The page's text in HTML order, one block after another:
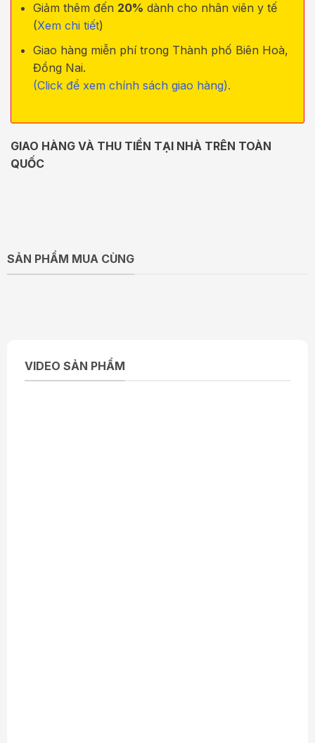
Giảm thêm đến 20% dành cho nhân viên y tế
(Xem chi tiết)
Giao hàng miễn phí trong Thành phố Biên Hoà,
Đồng Nai.
(Click để xem chính sách giao hàng).
GIAO HÀNG VÀ THU TIỀN TẠI NHÀ TRÊN TOÀN
QUỐC
SẢN PHẨM MUA CÙNG
VIDEO SẢN PHẨM